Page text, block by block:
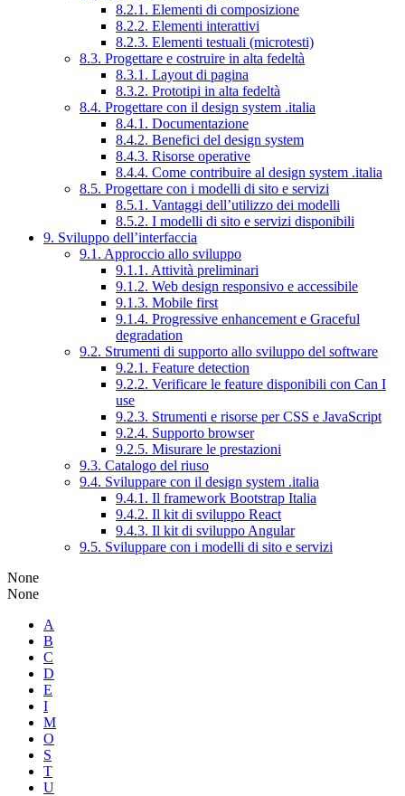
8.2.1. Elementi di composizione
8.2.2. Elementi interattivi
8.2.3. Elementi testuali (microtesti)
8.3. Progettare e costruire in alta fedeltà
8.3.1. Layout di pagina
8.3.2. Prototipi in alta fedeltà
8.4. Progettare con il design system .italia
8.4.1. Documentazione
8.4.2. Benefici del design system
8.4.3. Risorse operative
8.4.4. Come contribuire al design system .italia
8.5. Progettare con i modelli di sito e servizi
8.5.1. Vantaggi dell’utilizzo dei modelli
8.5.2. I modelli di sito e servizi disponibili
9. Sviluppo dell’interfaccia
9.1. Approccio allo sviluppo
9.1.1. Attività preliminari
9.1.2. Web design responsivo e accessibile
9.1.3. Mobile first
9.1.4. Progressive enhancement e Graceful
degradation
9.2. Strumenti di supporto allo sviluppo del software
9.2.1. Feature detection
9.2.2. Verificare le feature disponibili con Can I
use
9.2.3. Strumenti e risorse per CSS e JavaScript
9.2.4. Supporto browser
9.2.5. Misurare le prestazioni
9.3. Catalogo del riuso
9.4. Sviluppare con il design system .italia
9.4.1. Il framework Bootstrap Italia
9.4.2. Il kit di sviluppo React
9.4.3. Il kit di sviluppo Angular
9.5. Sviluppare con i modelli di sito e servizi
None
None
A
B
C
D
E
I
M
O
S
T
U